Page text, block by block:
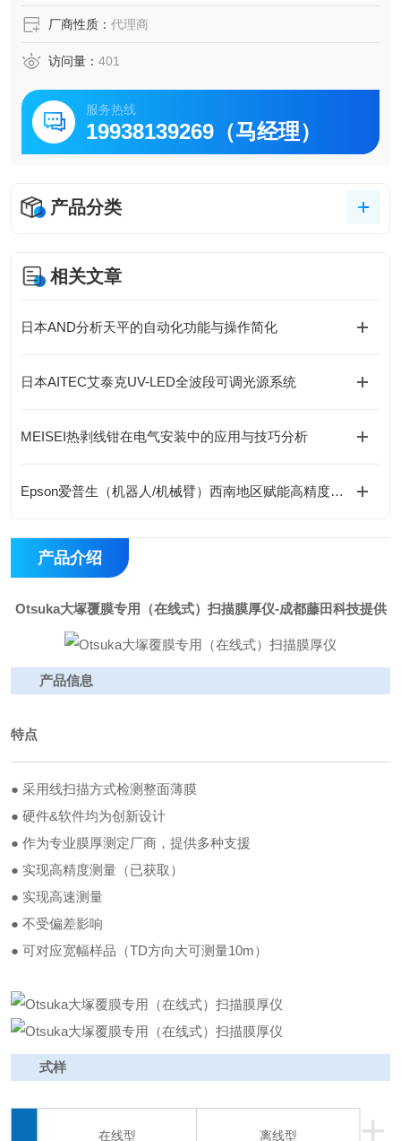
厂商性质： 代理商
访问量： 401
服务热线
19938139269（马经理）
产品分类
相关文章
日本AND分析天平的自动化功能与操作简化
日本AITEC艾泰克UV-LED全波段可调光源系统
MEISEI热剥线钳在电气安装中的应用与技巧分析
Epson爱普生（机器人/机械臂）西南地区赋能高精度自动化作业
产品介绍
Otsuka大塚覆膜专用（在线式）扫描膜厚仪-成都藤田科技提供
产品信息
特点
● 采用线扫描方式检测整面薄膜
● 硬件&软件均为创新设计
● 作为专业膜厚测定厂商，提供多种支援
● 实现高精度测量（已获取）
● 实现高速测量
● 不受偏差影响
● 可对应宽幅样品（TD方向大可测量10m）
式样
+
在线型 离线型